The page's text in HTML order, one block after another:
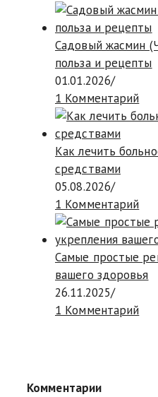
Садовый жасмин
польза и рецепты
01.01.2026/
1 Комментарий
Как лечить
средствами
05.08.2026/
1 Комментарий
Самые простые
вашего здоровья
26.11.2025/
1 Комментарий
Комментарии